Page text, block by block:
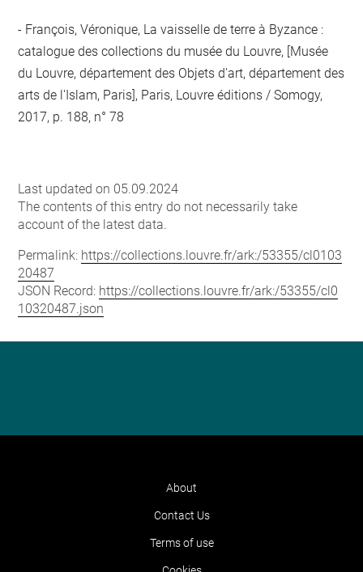
François, Véronique, La vaisselle de terre à Byzance :
catalogue des collections du musée du Louvre, [Musée
du Louvre, département des Objets d'art, département des
arts de l'Islam, Paris], Paris, Louvre éditions / Somogy,
2017, p. 188, n° 78
Last updated on 05.09.2024
The contents of this entry do not necessarily take
account of the latest data.
Permalink: https://collections.louvre.fr/ark:/53355/cl0103
20487
JSON Record: https://collections.louvre.fr/ark:/53355/cl0
10320487.json
About
Contact Us
Terms of use